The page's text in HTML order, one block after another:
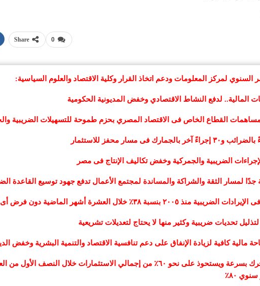
0
Share
لمركز المعلومات ودعم اتخاذ القرار وكلية الاقتصاد والعلوم السياسية:
القطاع الخاص فى الاقتصاد المصري بحزم طموحة للتسهيلات الضريبية
الضريبية والجمركية وخفض تكاليف الإنتاج فى مصر
جدًا لمسار الثقة والشراكة والمساندة لمجتمع الأعمال تدفع جهود توسيع القاعدة
بنسبة ٣٨٪ خلال العشرة أشهر الماضية دون فرض أى أعباء جديدة
تحديات ضريبية وكثير منها لا يحتاج لتعديلات تشريعية
كافية لزيادة الإنفاق على دعم تنافسية الاقتصاد والتنمية البشرية وخفض
القطاع الخاص يتحرك بسرعة ويستحوذ على نحو ٦٠٪ من إجمالي الاستثمارات خلال النصف
٨٠٪